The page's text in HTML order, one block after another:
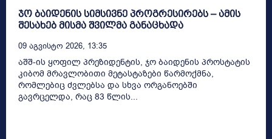
ჯო ბაიდენის სიმსივნე პროგრესირებს – ამის
შესახებ მისმა შვილმა განაცხადა
09 Აგვისტო 2026, 13:35
აშშ-ის ყოფილ პრეზიდენტის, ჯო ბაიდენის პროსტატის
კიბომ მრავლობითი მეტასტაზები წარმოქმნა,
რომლებიც ძვლებსა და სხვა ორგანოებში
გავრცელდა, რაც 83 წლის...